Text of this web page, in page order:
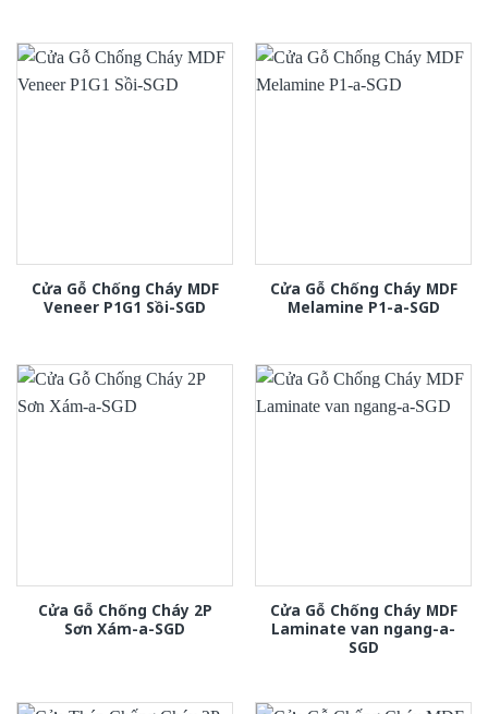
Cửa Gỗ Chống Cháy MDF
Veneer P1G1 Sồi-SGD
Cửa Gỗ Chống Cháy MDF
Melamine P1-a-SGD
Cửa Gỗ Chống Cháy 2P
Sơn Xám-a-SGD
Cửa Gỗ Chống Cháy MDF
Laminate van ngang-a-
SGD